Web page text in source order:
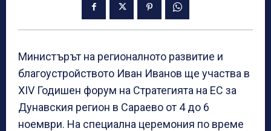
Министърът на регионалното развитие и
благоустройството Иван Иванов ще участва в
XIV Годишен форум на Стратегията на ЕС за
Дунавския регион в Сараево от 4 до 6
ноември. На специална церемония по време